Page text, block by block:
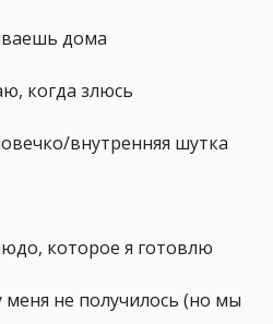
дома
когда злюсь
внутренняя шутка
которое я готовлю
не получилось (но мы